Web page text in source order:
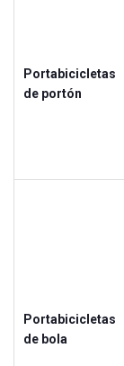
Portabicicletas
de portón
Portabicicletas
de bola